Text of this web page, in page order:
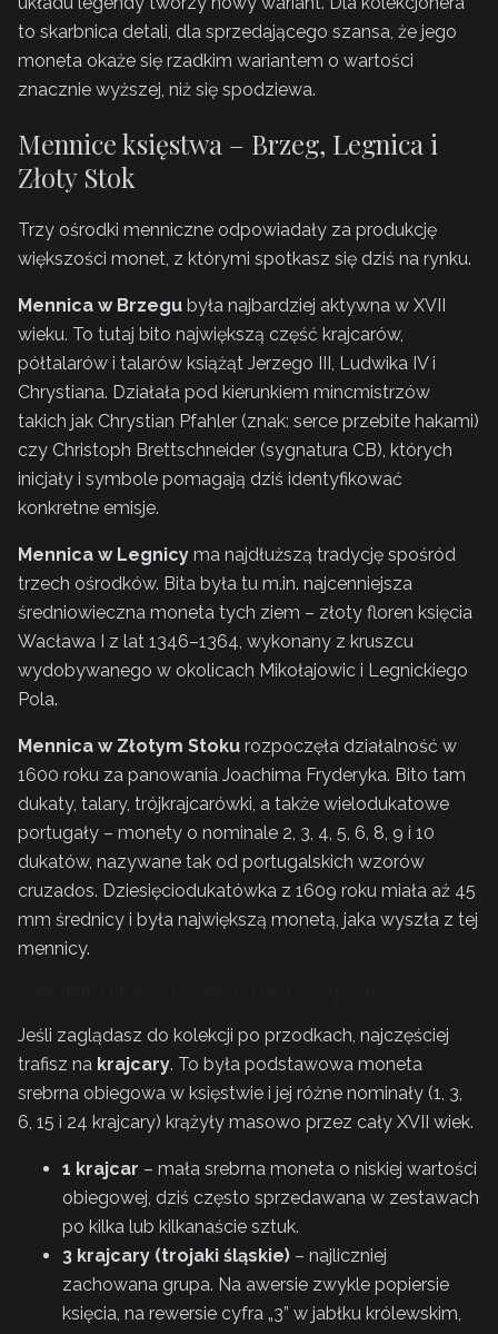
to skarbnica detali, dla sprzedającego szansa, że jego
moneta okaże się rzadkim wariantem o wartości
znacznie wyższej, niż się spodziewa.
Mennice księstwa – Brzeg, Legnica i
Złoty Stok
Trzy ośrodki menniczne odpowiadały za produkcję
większości monet, z którymi spotkasz się dziś na rynku.
Mennica w Brzegu była najbardziej aktywna w XVII
wieku. To tutaj bito największą część krajcarów,
półtalarów i talarów książąt Jerzego III, Ludwika IV i
Chrystiana. Działała pod kierunkiem mincmistrzów
takich jak Chrystian Pfahler (znak: serce przebite hakami)
czy Christoph Brettschneider (sygnatura CB), których
inicjały i symbole pomagają dziś identyfikować
konkretne emisje.
Mennica w Legnicy ma najdłuższą tradycję spośród
trzech ośrodków. Bita była tu m.in. najcenniejsza
średniowieczna moneta tych ziem – złoty floren księcia
Wacława I z lat 1346–1364, wykonany z kruszcu
wydobywanego w okolicach Mikołajowic i Legnickiego
Pola.
Mennica w Złotym Stoku rozpoczęła działalność w
1600 roku za panowania Joachima Fryderyka. Bito tam
dukaty, talary, trójkrajcarówki, a także wielodukatowe
portugały – monety o nominale 2, 3, 4, 5, 6, 8, 9 i 10
dukatów, nazywane tak od portugalskich wzorów
cruzados. Dziesięciodukatówka z 1609 roku miała aż 45
mm średnicy i była największą monetą, jaka wyszła z tej
mennicy.
Jeśli zaglądasz do kolekcji po przodkach, najczęściej
trafisz na krajcary. To była podstawowa moneta
srebrna obiegowa w księstwie i jej różne nominały (1, 3,
6, 15 i 24 krajcary) krążyły masowo przez cały XVII wiek.
1 krajcar – mała srebrna moneta o niskiej wartości
obiegowej, dziś często sprzedawana w zestawach
po kilka lub kilkanaście sztuk.
3 krajcary (trojaki śląskie) – najliczniej
zachowana grupa. Na awersie zwykle popiersie
księcia, na rewersie cyfra „3” w jabłku królewskim,